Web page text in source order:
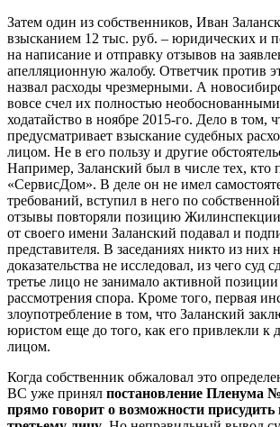
Затем один из собственников, Иван
взысканием 12 тыс. руб. – юридических и
на написание и отправку отзывов на
апелляционную жалобу. Ответчик против
назвал расходы чрезмерными. А
вовсе счел их полностью
ходатайство в ноябре 2015-го. Дело в том,
предусматривает взыскание судебных
лицом. Не в его пользу и другие
Например, Заланский был в числе тех, кто
«СервисДом». В деле он не имел
требований, вступил в него по
отзывы повторяли позицию
от своего имени Заланский подавал и
представителя. В заседаниях никто из них
доказательства не исследовал, из чего суд
третье лицо не занимало активной позиции
рассмотрения спора. Кроме того, первая
злоупотребление в том, что Заланский
юристом еще до того, как его привлекли к
лицом.
Когда собственник обжаловал это
ВС уже принял постановление Пленума
прямо говорит о возможности присудить